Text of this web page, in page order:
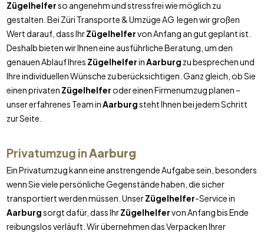
Zügelhelferso angenehm und stressfrei wie möglich zu
gestalten. Bei Züri Transporte & Umzüge AG legen wir großen
Wert darauf, dass IhrZügelhelfervon Anfang an gut geplant ist.
Deshalb bieten wir Ihnen eine ausführliche Beratung, um den
genauen Ablauf Ihres ZügelhelferinAarburg zu besprechen und
Ihre individuellen Wünsche zu berücksichtigen. Ganz gleich, ob Sie
einen privaten Zügelhelferoder einen Firmenumzug planen –
unser erfahrenes Team inAarburgsteht Ihnen bei jedem Schritt
zur Seite.
Privatumzug inAarburg
Ein Privatumzug kann eine anstrengende Aufgabe sein, besonders
wenn Sie viele persönliche Gegenstände haben, die sicher
transportiert werden müssen. UnserZügelhelfer-Service in
Aarburgsorgt dafür, dass IhrZügelhelfervon Anfang bis Ende
reibungslos verläuft. Wir übernehmen das Verpacken Ihrer